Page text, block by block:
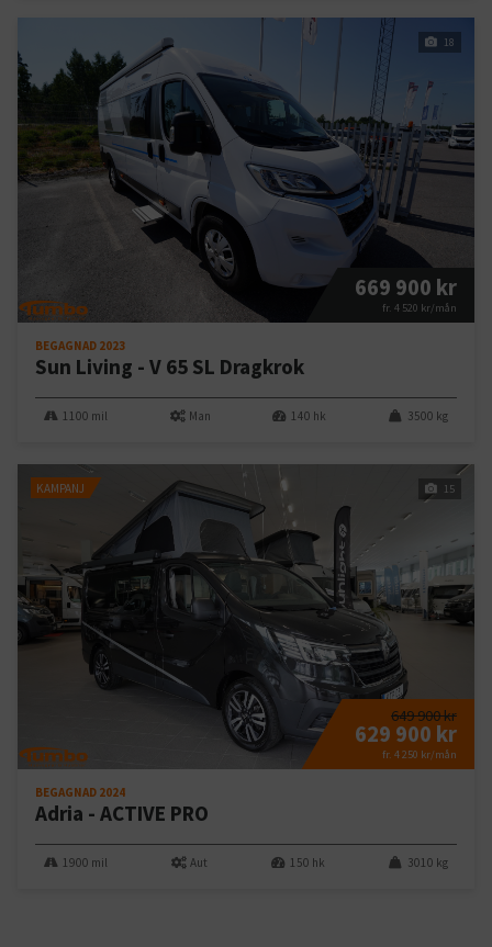
18
669 900 kr
fr. 4 520 kr/mån
BEGAGNAD 2023
Sun Living - V 65 SL Dragkrok
1100 mil Man 140 hk 3500 kg
KAMPANJ 15
649 900 kr
629 900 kr
fr. 4 250 kr/mån
BEGAGNAD 2024
Adria - ACTIVE PRO
1900 mil Aut 150 hk 3010 kg